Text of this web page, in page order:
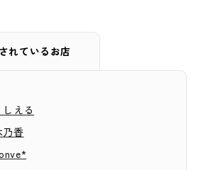
れているお店
える
乃香